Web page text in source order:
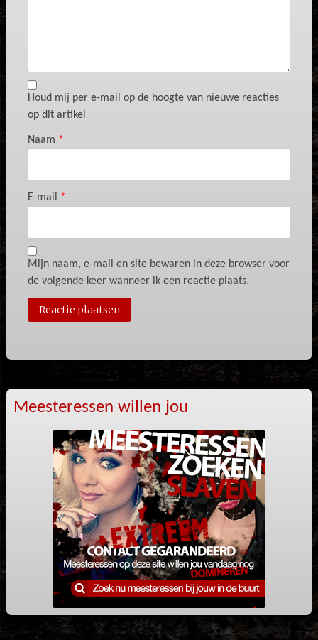
Houd mij per e-mail op de hoogte van nieuwe reacties
op dit artikel
Naam *
E-mail *
Mijn naam, e-mail en site bewaren in deze browser voor
de volgende keer wanneer ik een reactie plaats.
Meesteressen willen jou